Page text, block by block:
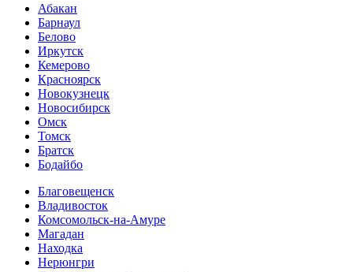
Абакан
Барнаул
Белово
Иркутск
Кемерово
Красноярск
Новокузнецк
Новосибирск
Омск
Томск
Братск
Бодайбо
Благовещенск
Владивосток
Комсомольск-на-Амуре
Магадан
Находка
Нерюнгри